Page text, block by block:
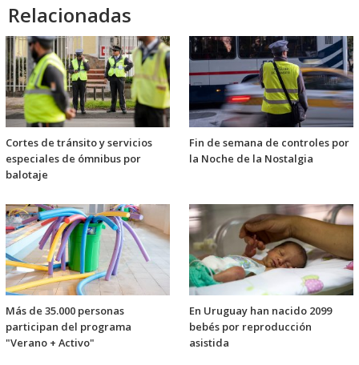
Relacionadas
Cortes de tránsito y servicios
especiales de ómnibus por
balotaje
Fin de semana de controles por
la Noche de la Nostalgia
Más de 35.000 personas
participan del programa
"Verano + Activo"
En Uruguay han nacido 2099
bebés por reproducción
asistida